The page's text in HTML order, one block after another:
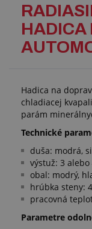
HADICA
Hadica na
chladiacej
parám
Technické
duša: modrá,
výstuž: 3
obal: modrý,
hrúbka steny:
pracovná
Parametre